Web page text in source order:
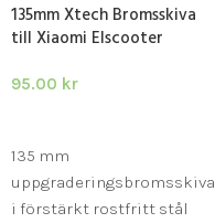
135mm Xtech Bromsskiva
till Xiaomi Elscooter
95.00 kr
135 mm
uppgraderingsbromsskiva
i förstärkt rostfritt stål